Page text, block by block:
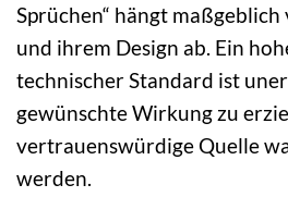
Sprüchen“ hängt
und ihrem Design ab. Ein
technischer Standard ist
gewünschte Wirkung zu
vertrauenswürdige Quelle
werden.